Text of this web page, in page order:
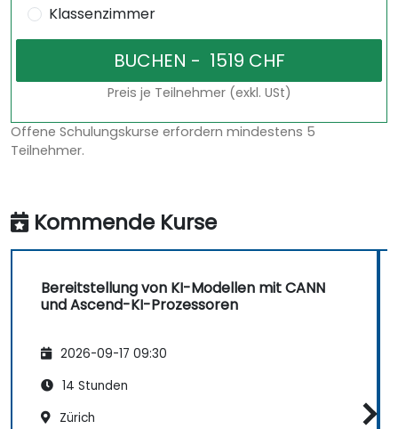
Klassenzimmer
Preis je Teilnehmer (exkl. USt)
Offene Schulungskurse erfordern mindestens 5
Teilnehmer.
Kommende Kurse
Bereitstellung von KI-Modellen mit CANN
und Ascend-KI-Prozessoren
2026-09-17 09:30
14 Stunden
Zürich